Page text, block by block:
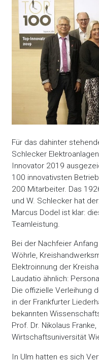
Für das dahinter
Schlecker
Innovator 2019
100 innovativsten
200 Mitarbeiter. Das
und W. Schlecker hat
Marcus Dodel ist klar:
Teamleistung.
Bei der Nachfeier
Wöhrle,
Elektroinnung der
Laudatio ähnlich:
Die offizielle Verleihung
in der Frankfurter
bekannten
Prof. Dr. Nikolaus
Wirtschaftsuniversität
In Ulm hatten es sich